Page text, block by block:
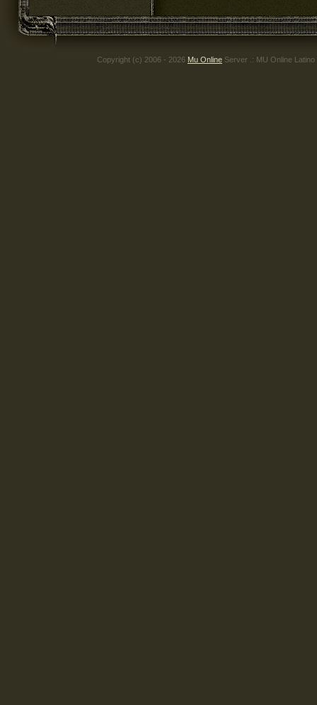
Copyright (c) 2006 - 2026 Mu Online Server .: MU Online